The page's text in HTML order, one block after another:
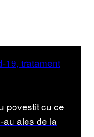
povestit cu ce
au ales de la